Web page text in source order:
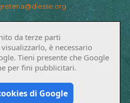
da terze parti
è necessario
Tieni presente che Google
per fini pubblicitari.
di Google